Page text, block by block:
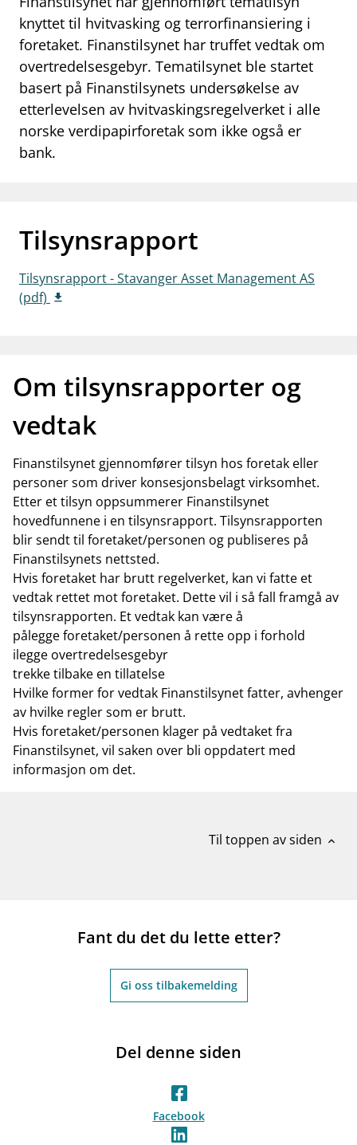
work_outlineJobb hos oss
dashboard Informasjon for investorer
notifications_noneAbonner på nyhetsvarsel
knyttet til hvitvasking og terrorfinansiering i
foretaket. Finanstilsynet har truffet vedtak om
overtredelsesgebyr. Tematilsynet ble startet
basert på Finanstilsynets undersøkelse av
etterlevelsen av hvitvaskingsregelverket i alle
norske verdipapirforetak som ikke også er
bank.
Tilsynsrapport
Tilsynsrapport - Stavanger Asset Management AS
(pdf)
Om tilsynsrapporter og
vedtak
Finanstilsynet gjennomfører tilsyn hos foretak eller
personer som driver konsesjonsbelagt virksomhet.
Etter et tilsyn oppsummerer Finanstilsynet
hovedfunnene i en tilsynsrapport. Tilsynsrapporten
blir sendt til foretaket/personen og publiseres på
Finanstilsynets nettsted.
Hvis foretaket har brutt regelverket, kan vi fatte et
vedtak rettet mot foretaket. Dette vil i så fall framgå av
tilsynsrapporten. Et vedtak kan være å
pålegge foretaket/personen å rette opp i forhold
ilegge overtredelsesgebyr
trekke tilbake en tillatelse
Hvilke former for vedtak Finanstilsynet fatter, avhenger
av hvilke regler som er brutt.
Hvis foretaket/personen klager på vedtaket fra
Finanstilsynet, vil saken over bli oppdatert med
informasjon om det.
Til toppen av siden expand_less
Fant du det du lette etter?
Gi oss tilbakemelding
Del denne siden
Facebook